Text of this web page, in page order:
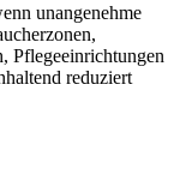
unangenehme
Pflegeeinrichtungen
reduziert